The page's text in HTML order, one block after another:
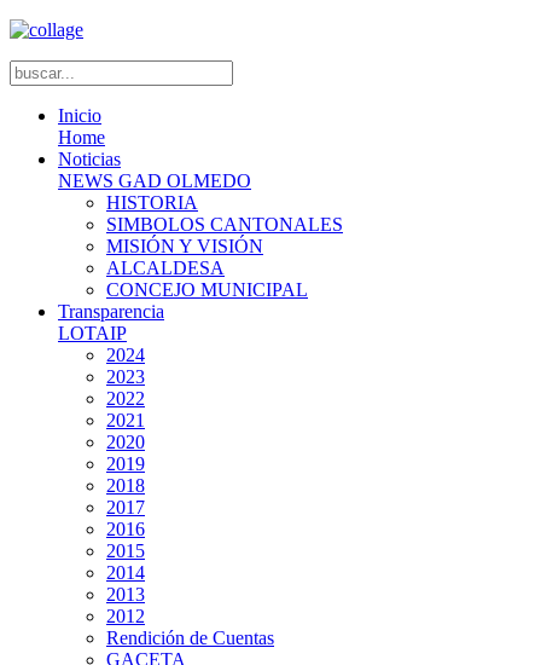
Inicio
Home
Noticias
NEWS GAD OLMEDO
HISTORIA
SIMBOLOS CANTONALES
MISIÓN Y VISIÓN
ALCALDESA
CONCEJO MUNICIPAL
Transparencia
LOTAIP
2024
2023
2022
2021
2020
2019
2018
2017
2016
2015
2014
2013
2012
Rendición de Cuentas
GACETA